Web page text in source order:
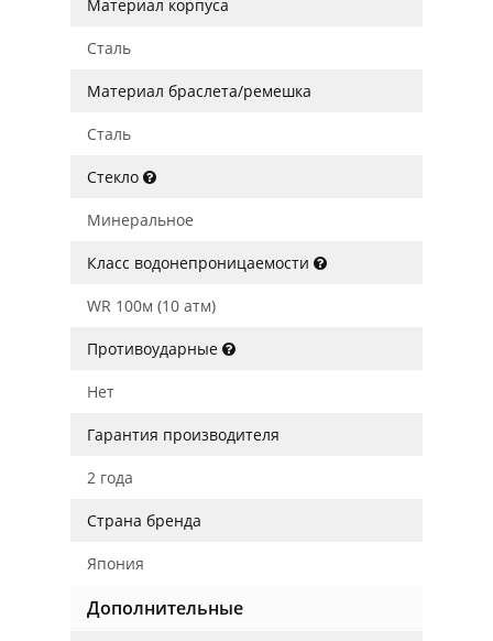
Материал корпуса
Сталь
Материал браслета/ремешка
Сталь
Стекло
Минеральное
Класс водонепроницаемости
WR 100м (10 атм)
Противоударные
Нет
Гарантия производителя
2 года
Страна бренда
Япония
Дополнительные